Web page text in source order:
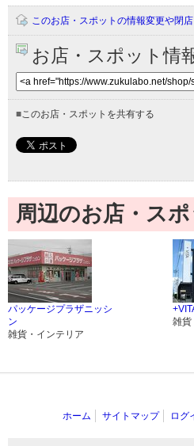
このお店・スポットの情報変更や閉
お店・スポット情
■このお店・スポットを共有する
周辺のお店・スポ
パッケージプラザニッシ
ン
雑貨・インテリア
雑貨
ホーム サイトマップ ログ